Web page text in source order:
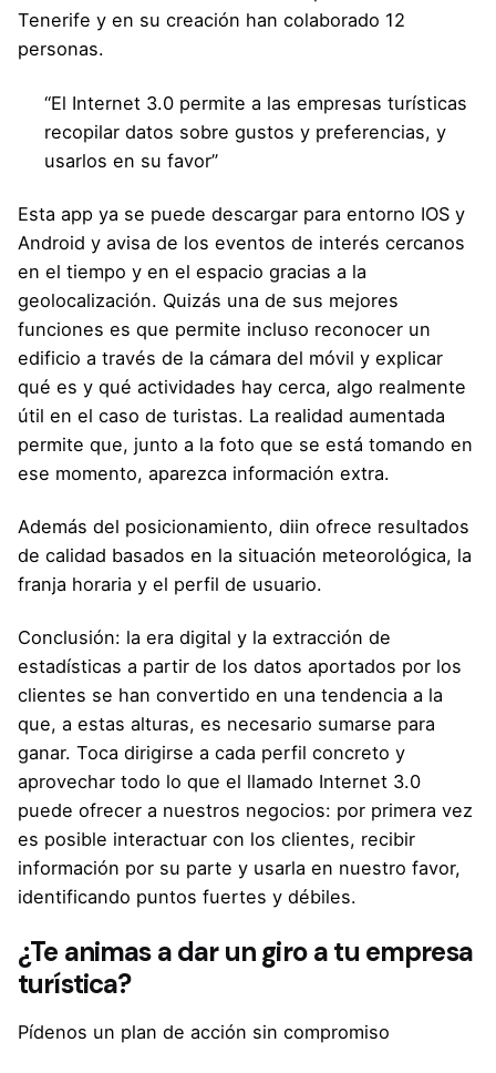
Tenerife y en su creación han colaborado 12
personas.
“El Internet 3.0 permite a las empresas turísticas
recopilar datos sobre gustos y preferencias, y
usarlos en su favor”
Esta app ya se puede descargar para entorno IOS y
Android y avisa de los eventos de interés cercanos
en el tiempo y en el espacio gracias a la
geolocalización. Quizás una de sus mejores
funciones es que permite incluso reconocer un
edificio a través de la cámara del móvil y explicar
qué es y qué actividades hay cerca, algo realmente
útil en el caso de turistas. La realidad aumentada
permite que, junto a la foto que se está tomando en
ese momento, aparezca información extra.
Además del posicionamiento, diin ofrece resultados
de calidad basados en la situación meteorológica, la
franja horaria y el perfil de usuario.
Conclusión: la era digital y la extracción de
estadísticas a partir de los datos aportados por los
clientes se han convertido en una tendencia a la
que, a estas alturas, es necesario sumarse para
ganar. Toca dirigirse a cada perfil concreto y
aprovechar todo lo que el llamado Internet 3.0
puede ofrecer a nuestros negocios: por primera vez
es posible interactuar con los clientes, recibir
información por su parte y usarla en nuestro favor,
identificando puntos fuertes y débiles.
¿Te animas a dar un giro a tu empresa
turística?
Pídenos un plan de acción sin compromiso